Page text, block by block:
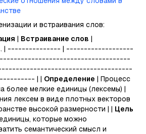
и встраивания слов:
| Встраивание слов |
. | --------------- | -------------------
| | Определение | Процесс
более мелкие единицы (лексемы) |
лексем в виде плотных векторов
высокой размерности | | Цель
которые можно
семантический смысл и